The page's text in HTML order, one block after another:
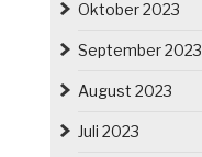
Oktober 2023
September 2023
August 2023
Juli 2023